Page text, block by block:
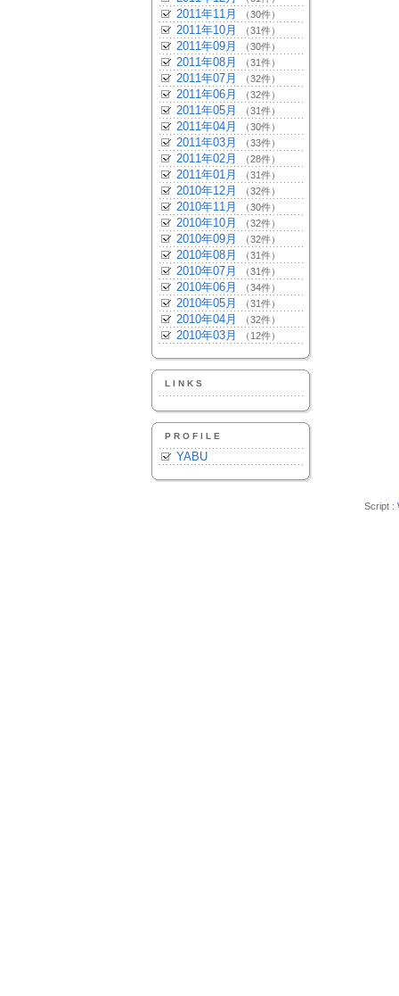
2011年11月 （30件）
2011年10月 （31件）
2011年09月 （30件）
2011年08月 （31件）
2011年07月 （32件）
2011年06月 （32件）
2011年05月 （31件）
2011年04月 （30件）
2011年03月 （33件）
2011年02月 （28件）
2011年01月 （31件）
2010年12月 （32件）
2010年11月 （30件）
2010年10月 （32件）
2010年09月 （32件）
2010年08月 （31件）
2010年07月 （31件）
2010年06月 （34件）
2010年05月 （31件）
2010年04月 （32件）
2010年03月 （12件）
LINKS
PROFILE
YABU
Script :